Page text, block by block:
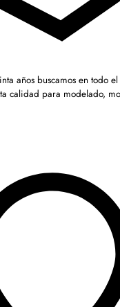
años buscamos en todo
calidad para modelado,